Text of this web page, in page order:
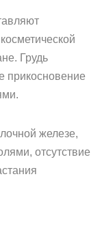
Грудь
прикосновение
железе,
отсутствие